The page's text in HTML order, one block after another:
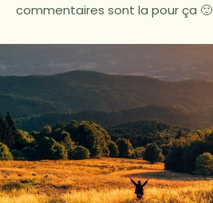
commentaires sont la pour ça 🙂